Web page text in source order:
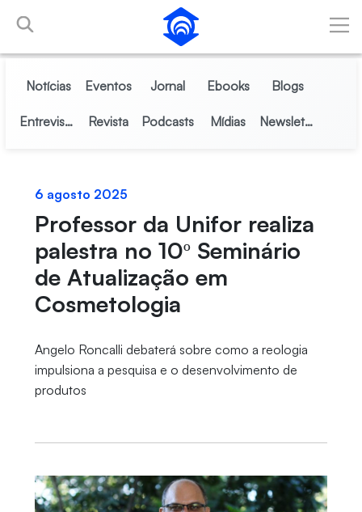
Pular para o Conteúdo principal
Notícias Eventos Jornal Ebooks Blogs
Entrevistas Revista Podcasts Mídias Newsletter
6 agosto 2025
Professor da Unifor realiza
palestra no 10º Seminário
de Atualização em
Cosmetologia
Angelo Roncalli debaterá sobre como a reologia
impulsiona a pesquisa e o desenvolvimento de
produtos